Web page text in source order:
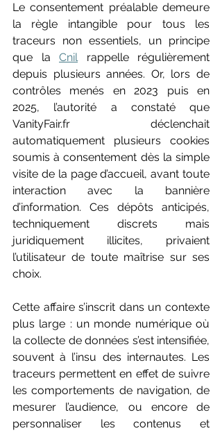
Le consentement préalable demeure
la règle intangible pour tous les
traceurs non essentiels, un principe
que la Cnil rappelle régulièrement
depuis plusieurs années. Or, lors de
contrôles menés en 2023 puis en
VanityFair.fr déclenchait
automatiquement plusieurs cookies
soumis à consentement dès la simple
visite de la page d’accueil, avant toute
interaction avec la bannière
d’information. Ces dépôts anticipés,
techniquement discrets mais
juridiquement illicites, privaient
l’utilisateur de toute maîtrise sur ses
choix.
Cette affaire s’inscrit dans un contexte
plus large : un monde numérique où
la collecte de données s’est intensifiée,
souvent à l’insu des internautes. Les
traceurs permettent en effet de suivre
les comportements de navigation, de
mesurer l’audience, ou encore de
personnaliser les contenus et